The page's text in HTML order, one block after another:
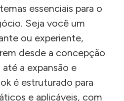
essenciais para o
Seja você um
ou experiente,
desde a concepção
a expansão e
é estruturado para
e aplicáveis, com